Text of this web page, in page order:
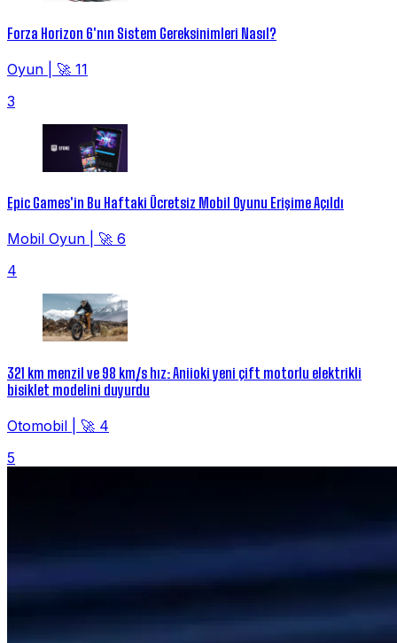
Forza Horizon 6'nın Sistem Gereksinimleri Nasıl?
Oyun
🚀 11
3
Epic Games'in Bu Haftaki Ücretsiz Mobil Oyunu Erişime Açıldı
Mobil Oyun
🚀 6
4
321 km menzil ve 98 km/s hız: Aniioki yeni çift motorlu elektrikli
bisiklet modelini duyurdu
Otomobil
🚀 4
5